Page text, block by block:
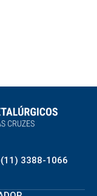
(11) 3388-1066